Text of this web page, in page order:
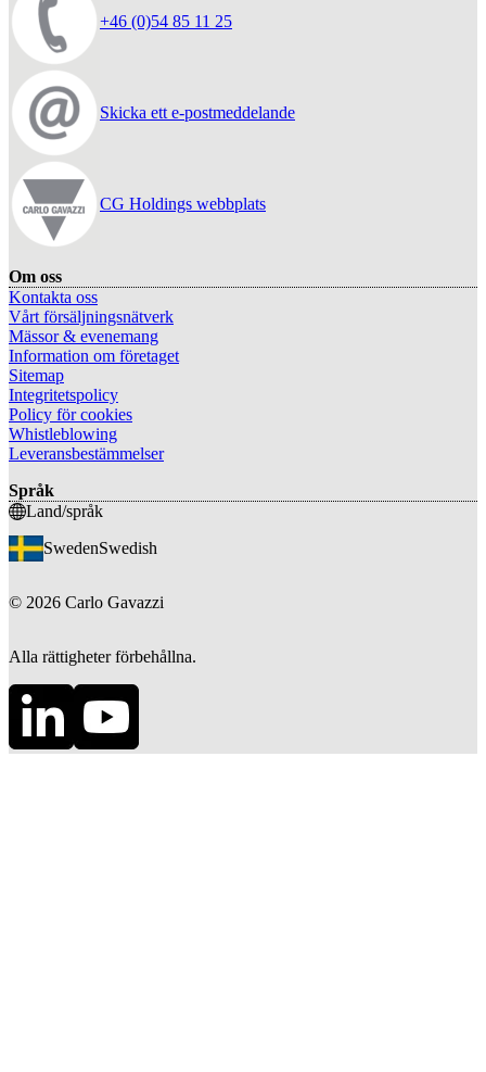
+46 (0)54 85 11 25
Skicka ett e-postmeddelande
CG Holdings webbplats
Om oss
Kontakta oss
Vårt försäljningsnätverk
Mässor & evenemang
Information om företaget
Sitemap
Integritetspolicy
Policy för cookies
Whistleblowing
Leveransbestämmelser
Språk
Land/språk
SwedenSwedish
© 2026 Carlo Gavazzi
Alla rättigheter förbehållna.